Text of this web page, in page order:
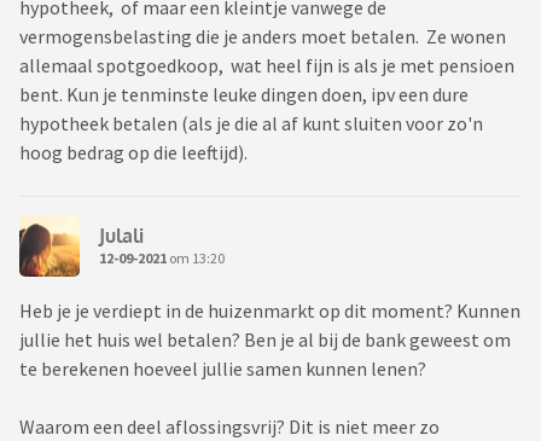
hypotheek, of maar een kleintje vanwege de
vermogensbelasting die je anders moet betalen. Ze wonen
allemaal spotgoedkoop, wat heel fijn is als je met pensioen
bent. Kun je tenminste leuke dingen doen, ipv een dure
hypotheek betalen (als je die al af kunt sluiten voor zo'n
hoog bedrag op die leeftijd).
Julali
12-09-2021 om 13:20
Heb je je verdiept in de huizenmarkt op dit moment? Kunnen
jullie het huis wel betalen? Ben je al bij de bank geweest om
te berekenen hoeveel jullie samen kunnen lenen?
Waarom een deel aflossingsvrij? Dit is niet meer zo